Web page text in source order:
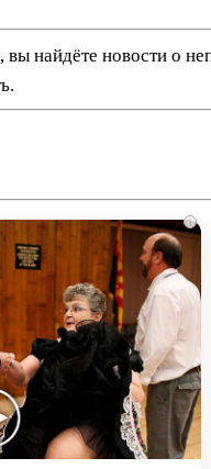
, вы найдёте новости о
i